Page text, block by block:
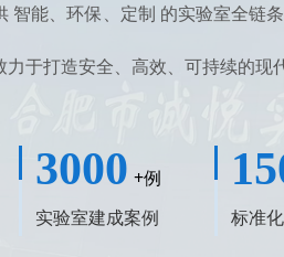
智能、环保、定制 的实验室全链
于打造安全、高效、可持续的现
3000 +例
实验室建成案例
标准